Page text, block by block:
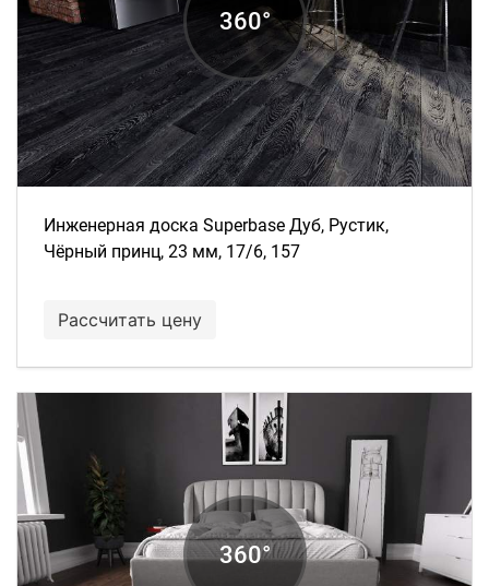
Инженерная доска Superbase Дуб, Рустик,
Чёрный принц, 23 мм, 17/6, 157
Рассчитать цену